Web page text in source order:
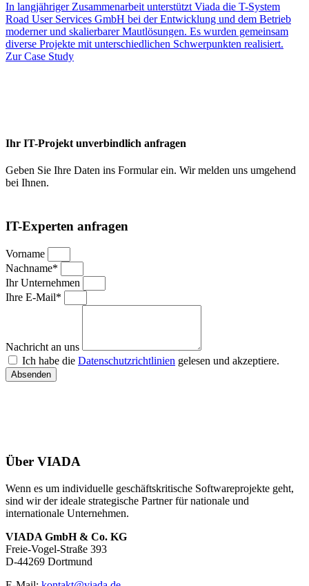
In langjähriger Zusammenarbeit unterstützt Viada die T-System
Road User Services GmbH bei der Entwicklung und dem Betrieb
moderner und skalierbarer Mautlösungen. Es wurden gemeinsam
diverse Projekte mit unterschiedlichen Schwerpunkten realisiert.
Zur Case Study
Ihr IT-Projekt unverbindlich anfragen
Geben Sie Ihre Daten ins Formular ein. Wir melden uns umgehend
bei Ihnen.
IT-Experten anfragen
Vorname
Nachname*
Ihr Unternehmen
Ihre E-Mail*
Nachricht an uns
Ich habe die Datenschutzrichtlinien gelesen und akzeptiere.
Absenden
Über VIADA
Wenn es um individuelle geschäftskritische Softwareprojekte geht,
sind wir der ideale strategische Partner für nationale und
internationale Unternehmen.
VIADA GmbH & Co. KG
Freie-Vogel-Straße 393
D-44269 Dortmund